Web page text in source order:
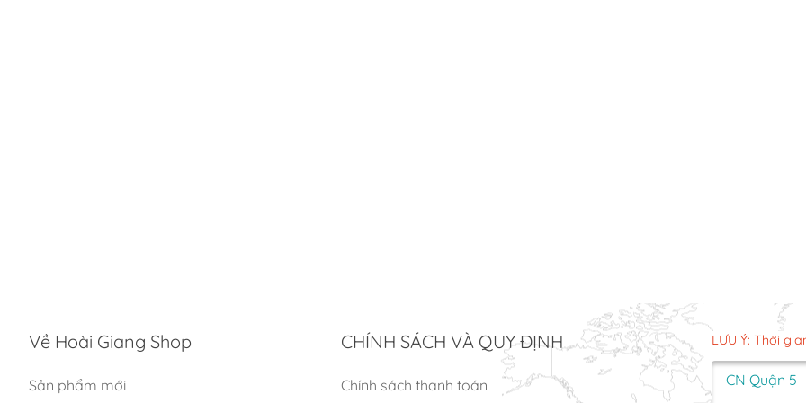
Về Hoài Giang Shop
Sản phẩm mới
CHÍNH SÁCH VÀ QUY ĐỊNH
Chính sách thanh toán
LƯU Ý: Thời
CN Quận 5